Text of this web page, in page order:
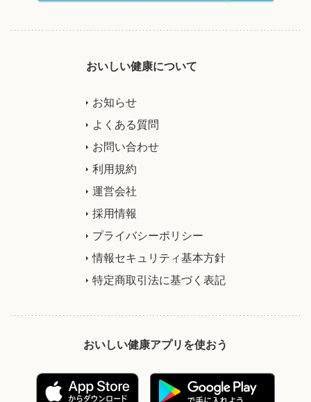
おいしい健康について
お知らせ
よくある質問
お問い合わせ
利用規約
運営会社
採用情報
プライバシーポリシー
情報セキュリティ基本方針
特定商取引法に基づく表記
おいしい健康アプリを使おう